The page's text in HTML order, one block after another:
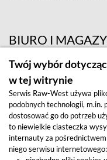
BIURO I
ul. Krośnieńska 12;
Regulamin
Twój wybór
w tej witrynie
Serwis Raw-West używa
podobnych technologii, m.in.
dostosować go do potrzeb
to niewielkie ciasteczka
internauty za
niego serwisu internetowego: